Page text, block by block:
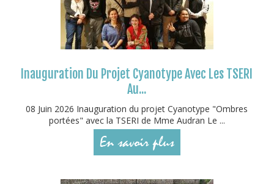
Inauguration Du Projet Cyanotype Avec Les TSERI
Au...
08 Juin 2026 Inauguration du projet Cyanotype "Ombres
portées" avec la TSERI de Mme Audran Le ...
En savoir plus